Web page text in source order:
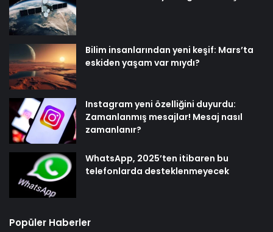
Bilim insanlarından yeni keşif: Mars’ta
eskiden yaşam var mıydı?
Instagram yeni özelliğini duyurdu:
Zamanlanmış mesajlar! Mesaj nasıl
zamanlanır?
WhatsApp, 2025’ten itibaren bu
telefonlarda desteklenmeyecek
Popüler Haberler